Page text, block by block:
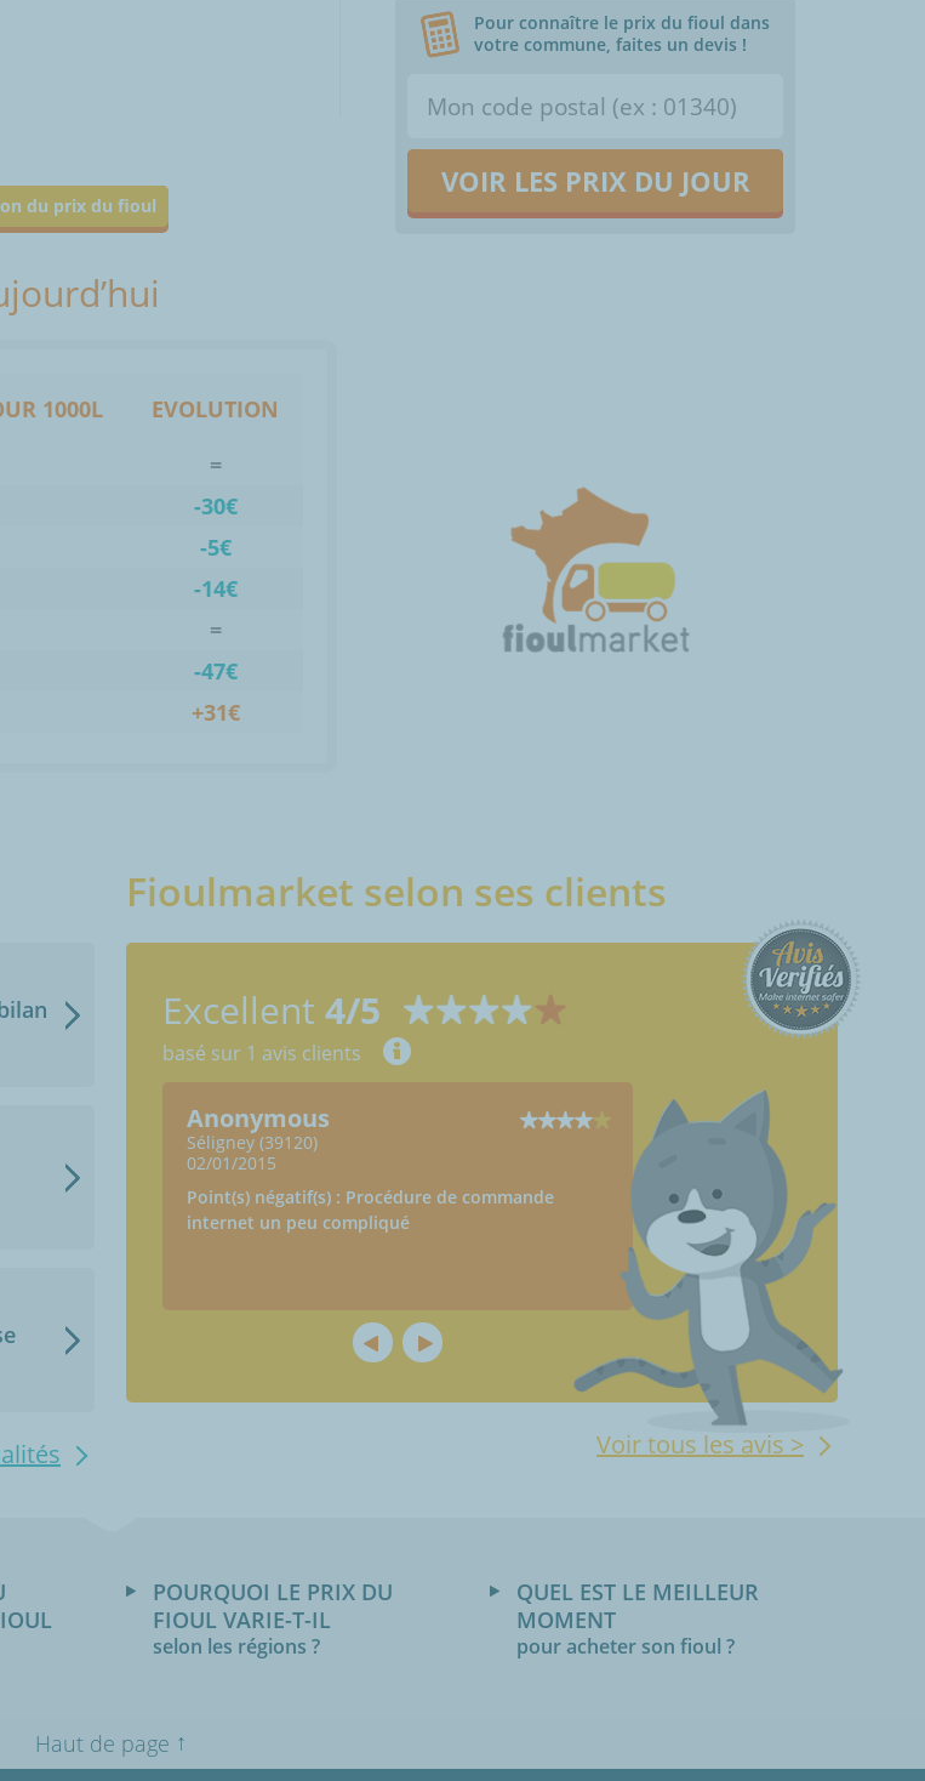
du prix du fioul
Pour connaître le prix du fioul dans
votre commune, faites un devis !
VOIR LES PRIX DU JOUR
1000L
EVOLUTION
=
-30€
-5€
-14€
=
-47€
+31€
Fioulmarket selon ses clients
Excellent 4/5
basé sur 1 avis clients
Voir tous les avis >
Anonymous
Séligney (39120)
02/01/2015
Point(s) négatif(s) : Procédure de commande
internet un peu compliqué
POURQUOI LE PRIX DU
FIOUL VARIE-T-IL
selon les régions ?
QUEL EST LE MEILLEUR
MOMENT
pour acheter son fioul ?
Haut de page ↑